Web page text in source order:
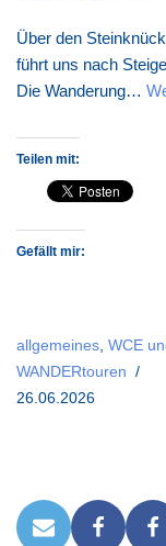
Über den
führt uns nach
Die Wanderung…
Teilen mit:
Gefällt mir:
allgemeines, WCE
WANDERtouren
26.06.2026